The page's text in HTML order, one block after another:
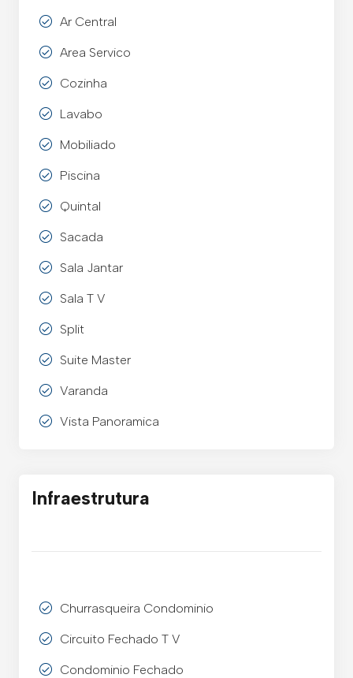
Ar Central
Area Servico
Cozinha
Lavabo
Mobiliado
Piscina
Quintal
Sacada
Sala Jantar
Sala T V
Split
Suite Master
Varanda
Vista Panoramica
Infraestrutura
Churrasqueira Condominio
Circuito Fechado T V
Condominio Fechado